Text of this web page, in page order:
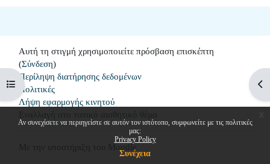
Αν συνεχίσετε να περιηγείστε σε αυτόν τον ιστότοπο, συμφωνείτε με τις πολιτικές
μας:
Privacy Policy
Συνέχεια
Άνοιγμα ευρετηρίου μαθήματος
Αυτή τη στιγμή χρησιμοποιείτε πρόσβαση επισκέπτη
(Σύνδεση)
Περίληψη διατήρησης δεδομένων
Πολιτικές
Λήψη εφαρμογής κινητού
Εναλλαγή στο τυπικό αισθητικό θέμα
Moodle